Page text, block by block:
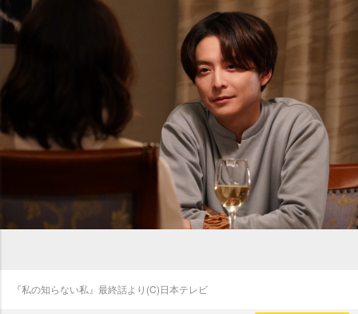
『私の知らない私』最終話より(C)日本テレビ